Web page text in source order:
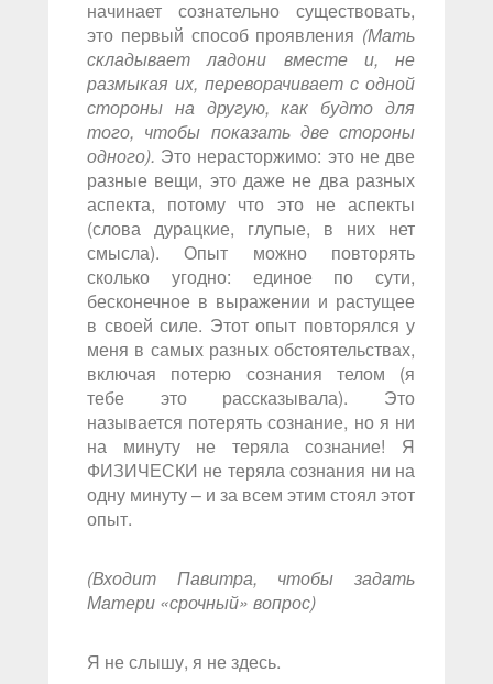
начинает сознательно существовать,
это первый способ проявления (Мать
складывает ладони вместе и, не
размыкая их, переворачивает с одной
стороны на другую, как будто для
того, чтобы показать две стороны
одного). Это нерасторжимо: это не две
разные вещи, это даже не два разных
аспекта, потому что это не аспекты
(слова дурацкие, глупые, в них нет
смысла). Опыт можно повторять
сколько угодно: единое по сути,
бесконечное в выражении и растущее
в своей силе. Этот опыт повторялся у
меня в самых разных обстоятельствах,
включая потерю сознания телом (я
тебе это рассказывала). Это
называется потерять сознание, но я ни
на минуту не теряла сознание! Я
ФИЗИЧЕСКИ не теряла сознания ни на
одну минуту – и за всем этим стоял этот
опыт.
(Входит Павитра, чтобы задать
Матери «срочный» вопрос)
Я не слышу, я не здесь.